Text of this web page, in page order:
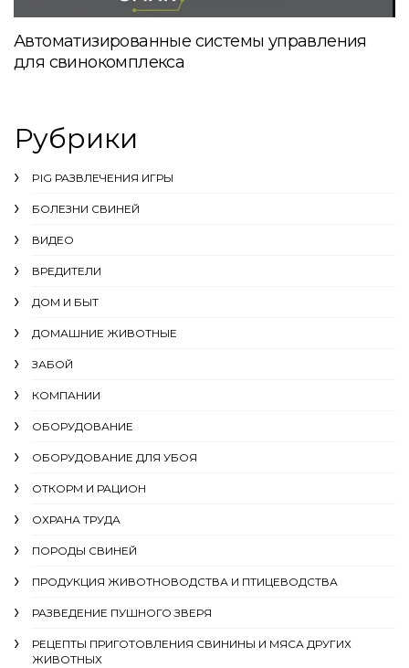
Автоматизированные системы управления
для свинокомплекса
Рубрики
PIG РАЗВЛЕЧЕНИЯ ИГРЫ
БОЛЕЗНИ СВИНЕЙ
ВИДЕО
ВРЕДИТЕЛИ
ДОМ И БЫТ
ДОМАШНИЕ ЖИВОТНЫЕ
ЗАБОЙ
КОМПАНИИ
ОБОРУДОВАНИЕ
ОБОРУДОВАНИЕ ДЛЯ УБОЯ
ОТКОРМ И РАЦИОН
ОХРАНА ТРУДА
ПОРОДЫ СВИНЕЙ
ПРОДУКЦИЯ ЖИВОТНОВОДСТВА И ПТИЦЕВОДСТВА
РАЗВЕДЕНИЕ ПУШНОГО ЗВЕРЯ
РЕЦЕПТЫ ПРИГОТОВЛЕНИЯ СВИНИНЫ И МЯСА ДРУГИХ
ЖИВОТНЫХ